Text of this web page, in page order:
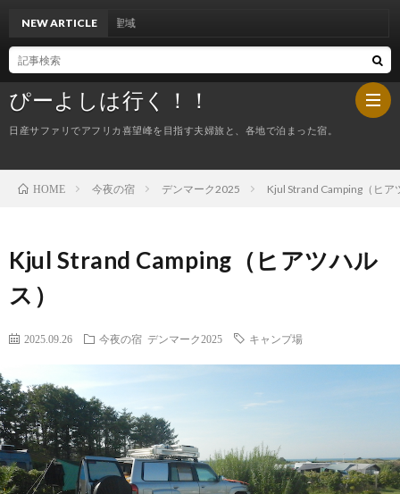
ぴーよしは行く！！
日産サファリでアフリカ喜望峰を目指す夫婦旅と、各地で泊まった宿。
行
NEW ARTICLE
HOME 今夜の宿 デンマーク2025 Kjul Strand Camping（ヒア
Kjul Strand Camping（ヒアツハル
ス）
2025.09.26 今夜の宿 デンマーク2025 キャンプ場